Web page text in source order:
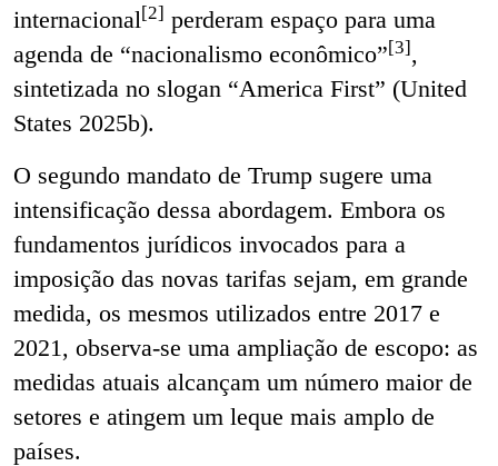
internacional[2] perderam espaço para uma
agenda de “nacionalismo econômico”[3],
sintetizada no slogan “America First” (United
States 2025b).
O segundo mandato de Trump sugere uma
intensificação dessa abordagem. Embora os
fundamentos jurídicos invocados para a
imposição das novas tarifas sejam, em grande
medida, os mesmos utilizados entre 2017 e
2021, observa-se uma ampliação de escopo: as
medidas atuais alcançam um número maior de
setores e atingem um leque mais amplo de
países.